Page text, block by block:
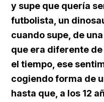
y supe que quería
futbolista, un
cuando supe, de
que era diferente
el tiempo, ese
cogiendo forma de
hasta que, a los 12